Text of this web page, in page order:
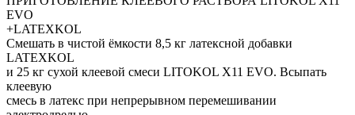
EVO
+LATEXKOL
Смешать в чистой ёмкости 8,5 кг латексной добавки
LATEXKOL
и 25 кг сухой клеевой смеси LITOKOL X11 EVO. Всыпать
клеевую
смесь в латекс при непрерывном перемешивании